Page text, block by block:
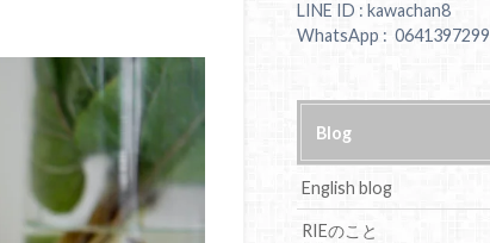
LINE ID : kawachan8
WhatsApp : 0641397299
Blog
English blog
RIEのこと